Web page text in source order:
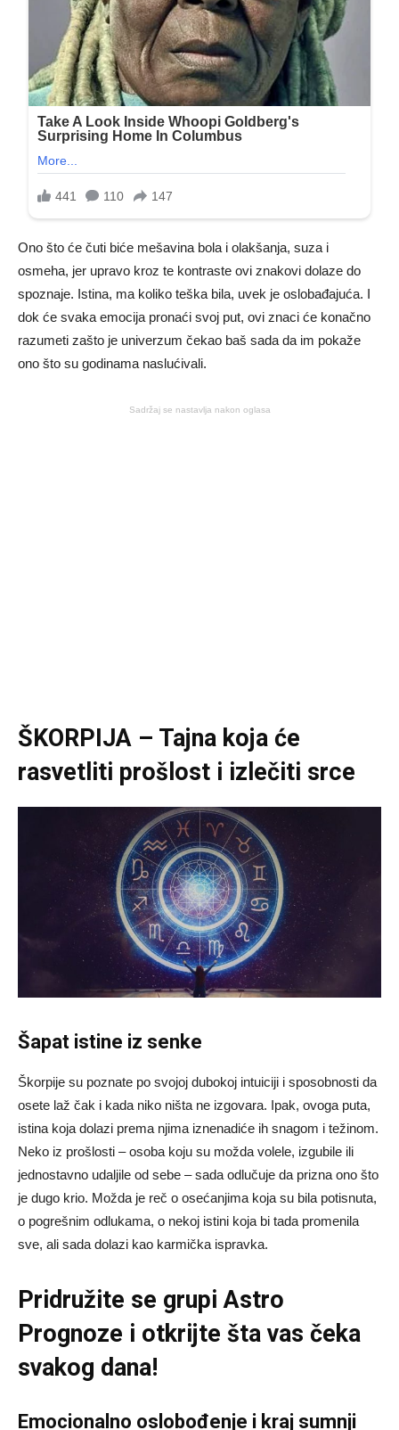
Ono što će čuti biće mešavina bola i olakšanja, suza i
osmeha, jer upravo kroz te kontraste ovi znakovi dolaze do
spoznaje. Istina, ma koliko teška bila, uvek je oslobađajuća. I
dok će svaka emocija pronaći svoj put, ovi znaci će konačno
razumeti zašto je univerzum čekao baš sada da im pokaže
ono što su godinama naslućivali.
Sadržaj se nastavlja nakon oglasa
ŠKORPIJA – Tajna koja će
rasvetliti prošlost i izlečiti srce
Šapat istine iz senke
Škorpije su poznate po svojoj dubokoj intuiciji i sposobnosti da
osete laž čak i kada niko ništa ne izgovara. Ipak, ovoga puta,
istina koja dolazi prema njima iznenadiće ih snagom i težinom.
Neko iz prošlosti – osoba koju su možda volele, izgubile ili
jednostavno udaljile od sebe – sada odlučuje da prizna ono što
je dugo krio. Možda je reč o osećanjima koja su bila potisnuta,
o pogrešnim odlukama, o nekoj istini koja bi tada promenila
sve, ali sada dolazi kao karmička ispravka.
Pridružite se grupiAstro
Prognoze i otkrijte šta vas čeka
svakog dana!
Emocionalno oslobođenje i kraj sumnji